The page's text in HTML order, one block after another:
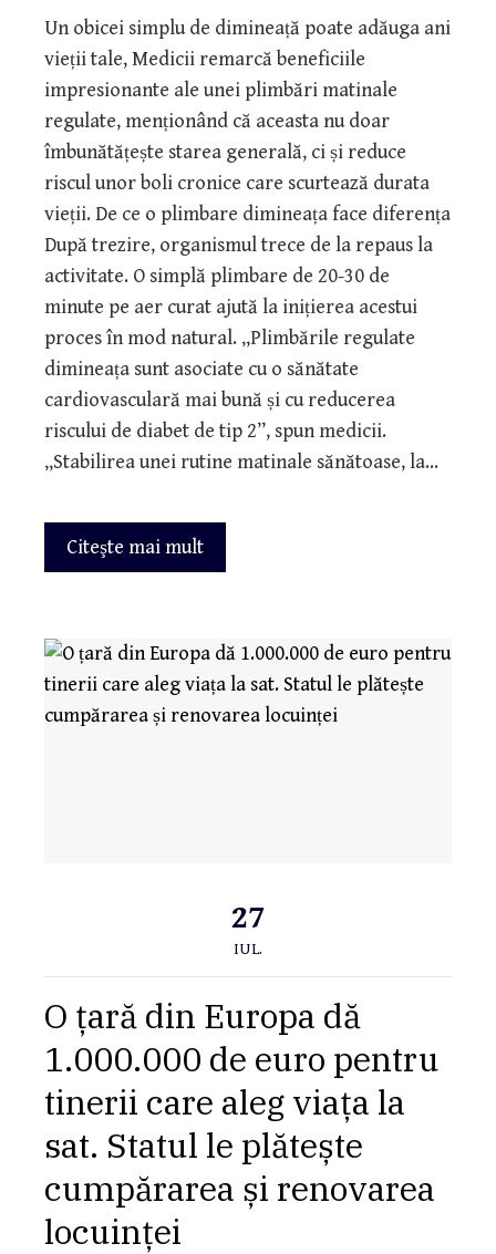
Un obicei simplu de dimineață poate adăuga ani
vieții tale, Medicii remarcă beneficiile
impresionante ale unei plimbări matinale
regulate, menționând că aceasta nu doar
îmbunătățește starea generală, ci și reduce
riscul unor boli cronice care scurtează durata
vieții. De ce o plimbare dimineața face diferența
După trezire, organismul trece de la repaus la
activitate. O simplă plimbare de 20-30 de
minute pe aer curat ajută la inițierea acestui
proces în mod natural. „Plimbările regulate
dimineața sunt asociate cu o sănătate
cardiovasculară mai bună și cu reducerea
riscului de diabet de tip 2”, spun medicii.
„Stabilirea unei rutine matinale sănătoase, la…
Citeşte mai mult
27
IUL.
O țară din Europa dă
1.000.000 de euro pentru
tinerii care aleg viața la
sat. Statul le plătește
cumpărarea și renovarea
locuinței